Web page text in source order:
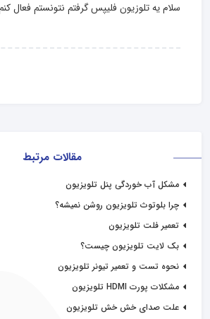
مقالات مرتبط
مشکل آب خوردگی پنل تلویزیون
چرا بلوتوث تلویزیون روشن نمیشه؟
تعمیر فلت تلویزیون
بک لایت تلویزیون چیست؟
نحوه تست و تعمیر تیونر تلویزیون
مشکلات پورت HDMI تلویزیون
علت صدای خش خش تلویزیون
سلام یه تلوزیون فلیپس گرفتم نتونستم فعال